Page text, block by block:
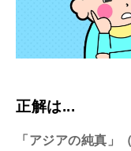
正解は...
「アジアの純真」